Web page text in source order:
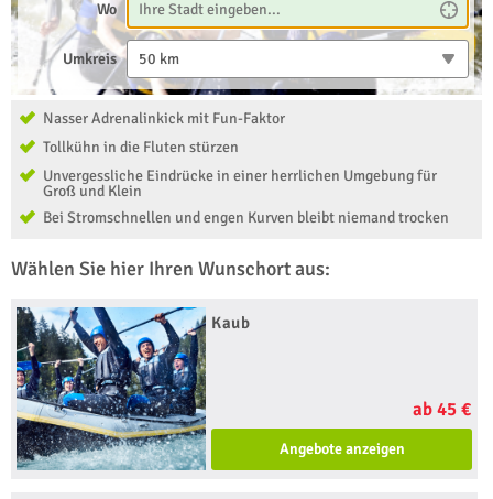
Wo
Umkreis 50 km
Nasser Adrenalinkick mit Fun-Faktor
Tollkühn in die Fluten stürzen
Unvergessliche Eindrücke in einer herrlichen Umgebung für
Groß und Klein
Bei Stromschnellen und engen Kurven bleibt niemand trocken
Wählen Sie hier Ihren Wunschort aus:
Kaub
ab 45 €
Angebote anzeigen